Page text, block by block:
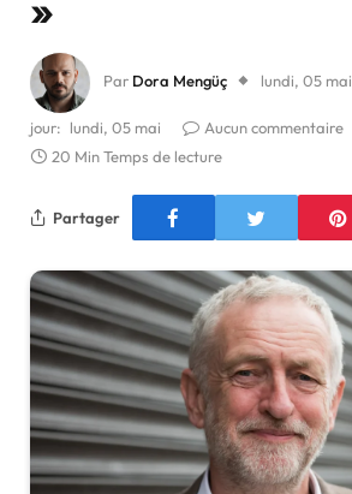
»
Par Dora Mengüç lundi, 05 mai
jour: lundi, 05 mai
Aucun commentaire
20 Min Temps de lecture
Partager